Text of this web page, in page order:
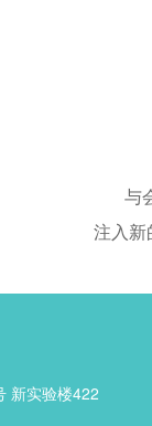
与
注入新
新实验楼422